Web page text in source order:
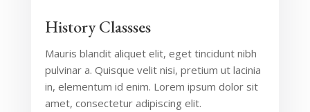
History Classses
Mauris blandit aliquet elit, eget tincidunt nibh
pulvinar a. Quisque velit nisi, pretium ut lacinia
in, elementum id enim. Lorem ipsum dolor sit
amet, consectetur adipiscing elit.